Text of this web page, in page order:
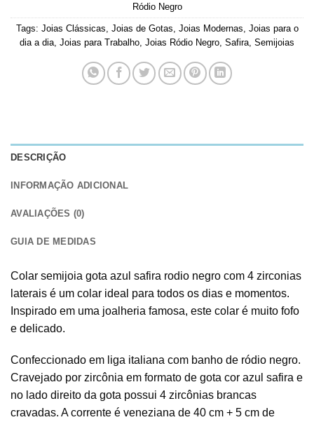
Ródio Negro
Tags: Joias Clássicas Joias de Gotas Joias Modernas Joias para o
dia a dia Joias para Trabalho Joias Ródio Negro Safira Semijoias
DESCRIÇÃO
INFORMAÇÃO ADICIONAL
AVALIAÇÕES (0)
GUIA DE MEDIDAS
Colar semijoia gota azul safira rodio negro com 4 zirconias
laterais é um colar ideal para todos os dias e momentos.
Inspirado em uma joalheria famosa, este colar é muito fofo
e delicado.
Confeccionado em liga italiana com banho de ródio negro.
Cravejado por zircônia em formato de gota cor azul safira e
no lado direito da gota possui 4 zircônias brancas
cravadas. A corrente é veneziana de 40 cm + 5 cm de